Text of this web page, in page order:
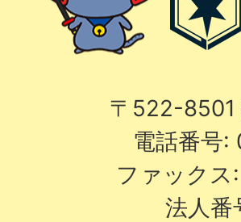
〒522-8501
電話番号:
ファック
法人